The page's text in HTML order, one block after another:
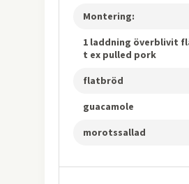
Montering:
1 laddning överblivit
t ex pulled pork
flatbröd
guacamole
morotssallad